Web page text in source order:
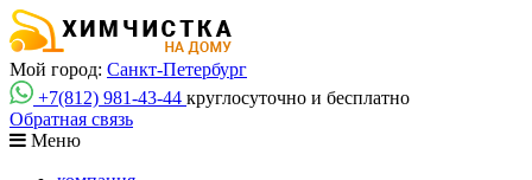
Мой город: Санкт-Петербург
+7(812) 981-43-44 круглосуточно и бесплатно
Обратная связь
Меню